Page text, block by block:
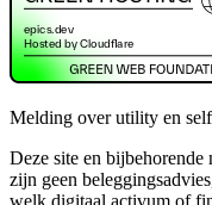
Melding over utility en
Deze site en bijbehorende
zijn geen